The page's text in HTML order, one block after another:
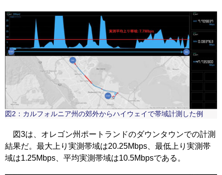
図2：カルフォルニア州の郊外からハイウェイで帯域計測した例
図3は、オレゴン州ポートランドのダウンタウンでの計測
結果だ。最大上り実測帯域は20.25Mbps、最低上り実測帯
域は1.25Mbps、平均実測帯域は10.5Mbpsである。